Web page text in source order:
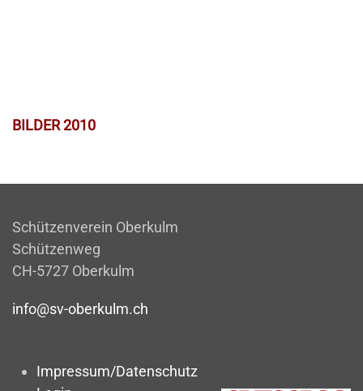
BILDER 2010
Schützenverein Oberkulm
Schützenweg
CH-5727 Oberkulm
info@sv-oberkulm.ch
Impressum/Datenschutz